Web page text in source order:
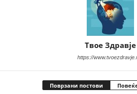
Твое Здравје
https://
Поврзани постови